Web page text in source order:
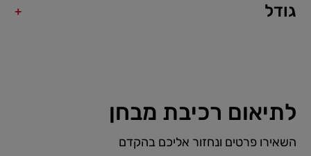
גודל
לתיאום רכיבת מבחן
השאירו פרטים ונחזור אליכם בהקדם